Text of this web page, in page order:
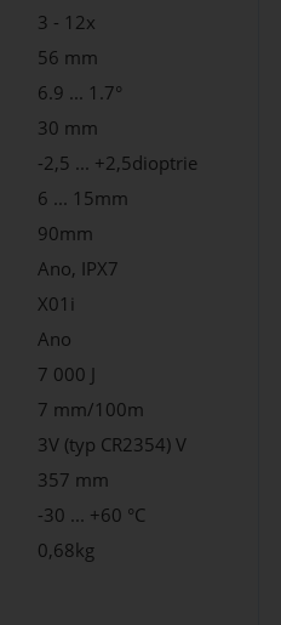
3 - 12x
56 mm
6.9 ... 1.7°
30 mm
-2,5 ... +2,5dioptrie
6 ... 15mm
90mm
Ano, IPX7
X01i
Ano
7 000 J
7 mm/100m
3V (typ CR2354) V
357 mm
-30 ... +60 °C
0,68kg